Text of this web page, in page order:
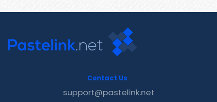
Contact Us
support@pastelink.net